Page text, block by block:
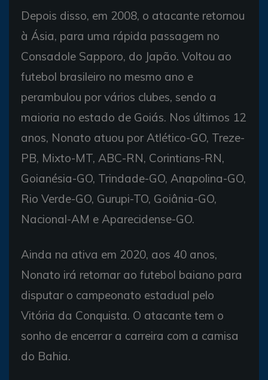
Depois disso, em 2008, o atacante retornou
à Ásia, para uma rápida passagem no
Consadole Sapporo, do Japão. Voltou ao
futebol brasileiro no mesmo ano e
perambulou por vários clubes, sendo a
maioria no estado de Goiás. Nos últimos 12
anos, Nonato atuou por Atlético-GO, Treze-
PB, Mixto-MT, ABC-RN, Corintians-RN,
Goianésia-GO, Trindade-GO, Anapolina-GO,
Rio Verde-GO, Gurupi-TO, Goiânia-GO,
Nacional-AM e Aparecidense-GO.
Ainda na ativa em 2020, aos 40 anos,
Nonato irá retornar ao futebol baiano para
disputar o campeonato estadual pelo
Vitória da Conquista. O atacante tem o
sonho de encerrar a carreira com a camisa
do Bahia.